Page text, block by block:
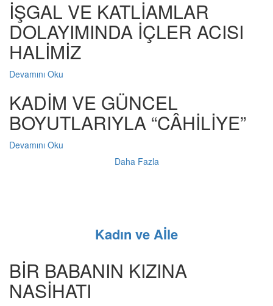
İŞGAL VE KATLİAMLAR
DOLAYIMINDA İÇLER ACISI
HALİMİZ
Devamını Oku
KADİM VE GÜNCEL
BOYUTLARIYLA “CÂHİLİYE”
Devamını Oku
Daha Fazla
Kadın ve Aİle
BİR BABANIN KIZINA
NASİHATI